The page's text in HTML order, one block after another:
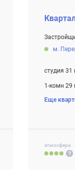
Строится
м.
студия 31
1-комн 29
2-комн 47
Еще
атмосфера